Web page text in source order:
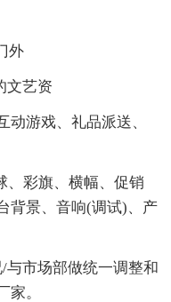
外
文艺资
动游戏、礼品派送、
、彩旗、横幅、促销
背景、音响(调试)、产
与市场部做统一调整和
家。